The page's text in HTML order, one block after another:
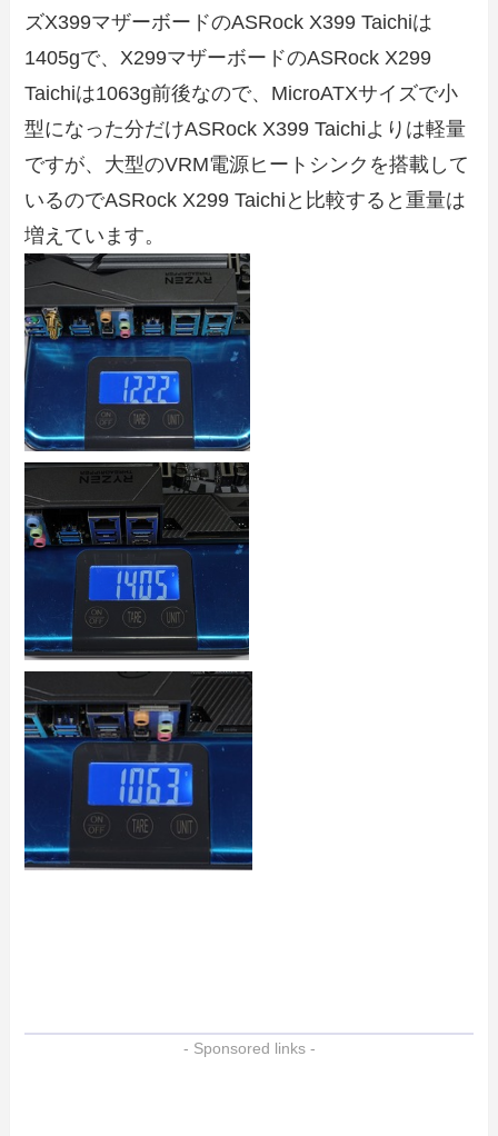
ズX399マザーボードのASRock X399 Taichiは
1405gで、X299マザーボードのASRock X299
Taichiは1063g前後なので、MicroATXサイズで小
型になった分だけASRock X399 Taichiよりは軽量
ですが、大型のVRM電源ヒートシンクを搭載して
いるのでASRock X299 Taichiと比較すると重量は
増えています。
- Sponsored links -